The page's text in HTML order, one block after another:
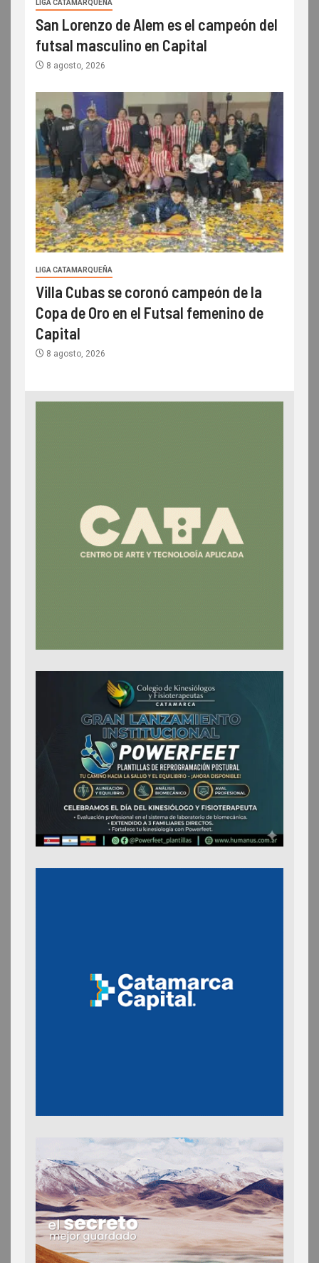
LIGA CATAMARQUEÑA
San Lorenzo de Alem es el campeón del
futsal masculino en Capital
8 agosto, 2026
LIGA CATAMARQUEÑA
Villa Cubas se coronó campeón de la
Copa de Oro en el Futsal femenino de
Capital
8 agosto, 2026